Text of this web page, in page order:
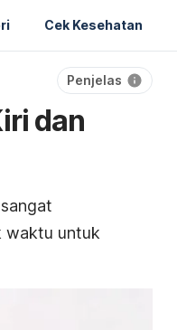
Cek Kesehatan
Penjelas
dan
waktu untuk